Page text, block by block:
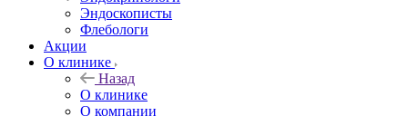
Эндоскописты
Флебологи
Акции
О клинике
Назад
О клинике
О компании